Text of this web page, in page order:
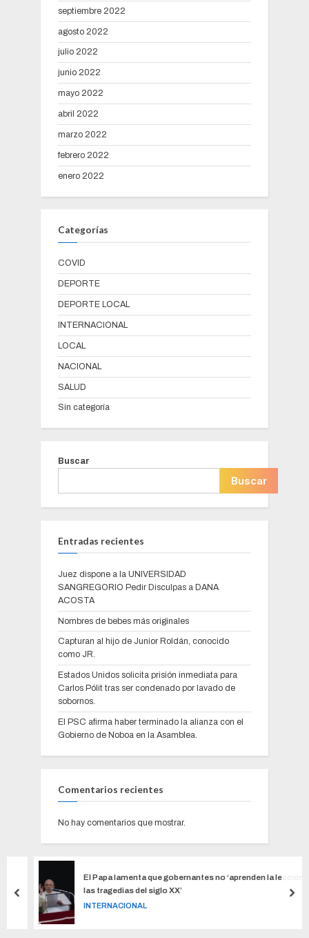
septiembre 2022
agosto 2022
julio 2022
junio 2022
mayo 2022
abril 2022
marzo 2022
febrero 2022
enero 2022
Categorías
COVID
DEPORTE
DEPORTE LOCAL
INTERNACIONAL
LOCAL
NACIONAL
SALUD
Sin categoría
Buscar
Buscar
Entradas recientes
Juez dispone a la UNIVERSIDAD
SANGREGORIO Pedir Disculpas a DANA
ACOSTA
Nombres de bebes más originales
Capturan al hijo de Junior Roldán, conocido
como JR.
Estados Unidos solicita prisión inmediata para
Carlos Pólit tras ser condenado por lavado de
sobornos.
El PSC afirma haber terminado la alianza con el
Gobierno de Noboa en la Asamblea.
Comentarios recientes
No hay comentarios que mostrar.
El Papa lamenta que gobernantes no ‘aprenden la lección de
las tragedias del siglo XX’
INTERNACIONAL